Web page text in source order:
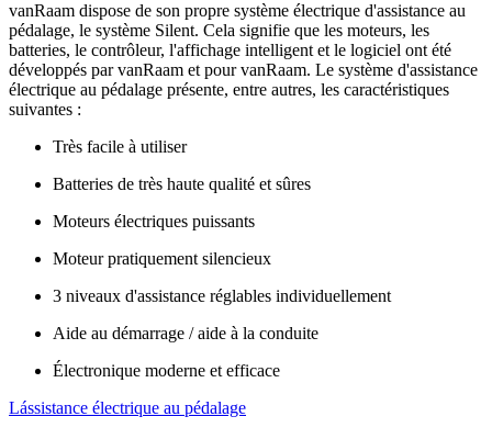
vanRaam dispose de son propre système électrique d'assistance au
pédalage, le système Silent. Cela signifie que les moteurs, les
batteries, le contrôleur, l'affichage intelligent et le logiciel ont été
développés par vanRaam et pour vanRaam. Le système d'assistance
électrique au pédalage présente, entre autres, les caractéristiques
suivantes :
Très facile à utiliser
Batteries de très haute qualité et sûres
Moteurs électriques puissants
Moteur pratiquement silencieux
3 niveaux d'assistance réglables individuellement
Aide au démarrage / aide à la conduite
Électronique moderne et efficace
Lássistance électrique au pédalage